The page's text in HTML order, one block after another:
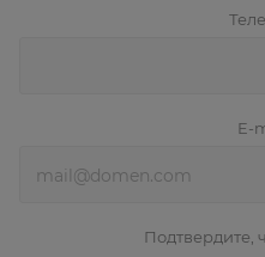
E-
Подтвердите,